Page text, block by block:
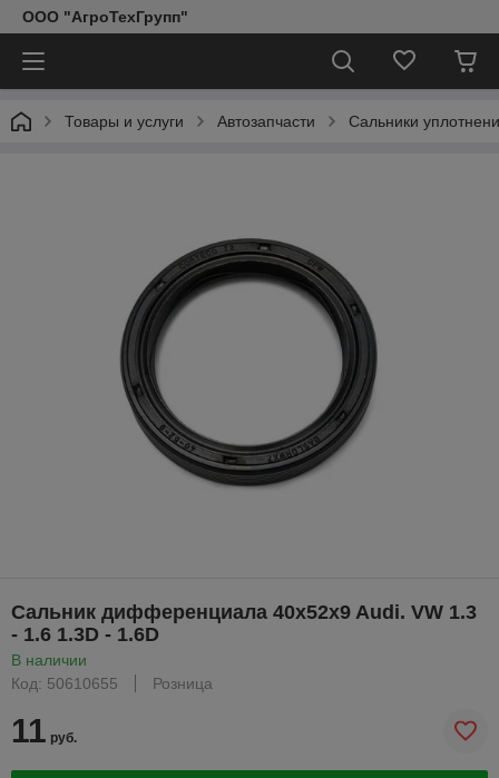
ООО "АгроТехГрупп"
Товары и услуги Автозапчасти Сальники
Сальник дифференциала 40x52x9 Audi. VW 1.3
- 1.6 1.3D - 1.6D
В наличии
Код: 50610655
Розница
11 руб.